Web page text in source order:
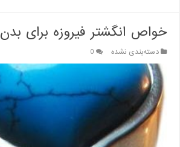
خواص انگشتر فیروزه برای بدن
دسته‌بندی نشده 0